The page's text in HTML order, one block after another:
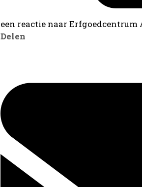
een reactie naar
Delen